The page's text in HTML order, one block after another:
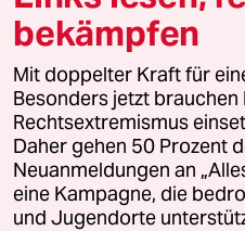
© 2026 taz Verlags und
Alle Rechte vorbehalten. Bei
wenden Sie sich bitte an
Feedback
Leitlinie Informant
bekämpfen
Mit doppelter Kraft für
Besonders jetzt
Rechtsextremismus
Daher gehen 50 Prozent
Neuanmeldungen an
eine Kampagne, die
und Jugendorte